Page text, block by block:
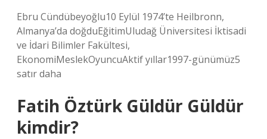
Ebru Cündübeyoğlu10 Eylül 1974’te Heilbronn,
Almanya’da doğduEğitimUludağ Üniversitesi İktisadi
ve İdari Bilimler Fakültesi,
EkonomiMeslekOyuncuAktif yıllar1997-günümüz5
satır daha
Fatih Öztürk Güldür Güldür
kimdir?